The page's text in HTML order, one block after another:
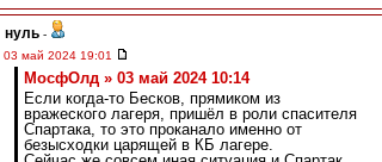
нуль -
03 май 2024 19:01
МосфОлд » 03 май 2024 10:14
Если когда-то Бесков, прямиком из
вражеского лагеря, пришёл в роли спасителя
Спартака, то это проканало именно от
безысходки царящей в КБ лагере.